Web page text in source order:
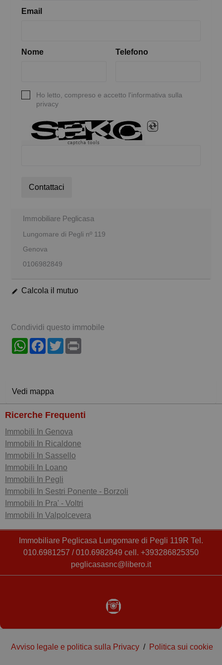
Email
Nome Telefono
Ho letto, compreso e accetto l'informativa sulla
privacy
captcha tools
Contattaci
Immobiliare Peglicasa
Lungomare di Pegli nº 119
Genova
0106982849
Calcola il mutuo
Condividi questo immobile
WhatsAppFacebook
Twitter
Vedi mappa
Ricerche Frequenti
Immobili In Genova
Immobili In Ricaldone
Immobili In Sassello
Immobili In Loano
Immobili In Pegli
Immobili In Sestri Ponente - Borzoli
Immobili In Pra' - Voltri
Immobili In Valpolcevera
Immobiliare Peglicasa Lungomare di Pegli 119R Tel.
010.6981257 / 010.6982849 cell. +393286825350
peglicasasnc@libero.it
Avviso legale e politica sulla Privacy / Politica sui cookie